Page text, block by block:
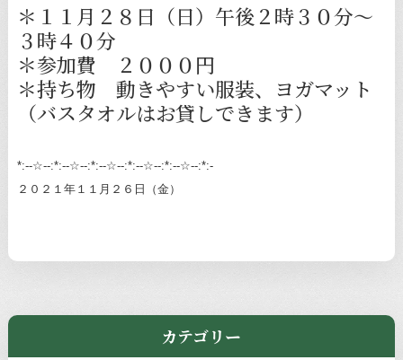
＊１１月２８日（日）午後２時３０分〜
３時４０分
＊参加費 ２０００円
＊持ち物 動きやすい服装、ヨガマット
（バスタオルはお貸しできます）
*:--☆--:*:--☆--:*:--☆--:*:--☆--:*:--☆--:*:-
２０２１年１１月２６日（金）
カテゴリー